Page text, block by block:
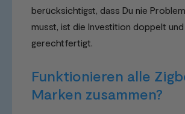
berücksichtigst, dass Du nie
musst, ist die Investition doppelt
gerechtfertigt.
Funktionieren alle
Marken zusammen?